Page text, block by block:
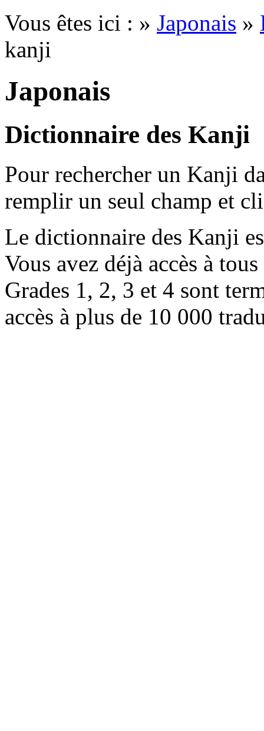
Vous êtes ici : » Japonais »
kanji
Japonais
Dictionnaire des Kanji
Pour rechercher un Kanji
remplir un seul champ et
Le dictionnaire des Kanji
Vous avez déjà accès à
Grades 1, 2, 3 et 4 sont
accès à plus de 10 000